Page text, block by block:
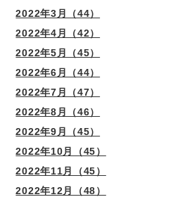
2022年3月（44）
2022年4月（42）
2022年5月（45）
2022年6月（44）
2022年7月（47）
2022年8月（46）
2022年9月（45）
2022年10月（45）
2022年11月（45）
2022年12月（48）